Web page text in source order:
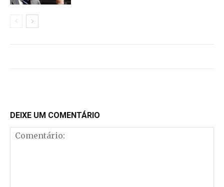
DEIXE UM COMENTÁRIO